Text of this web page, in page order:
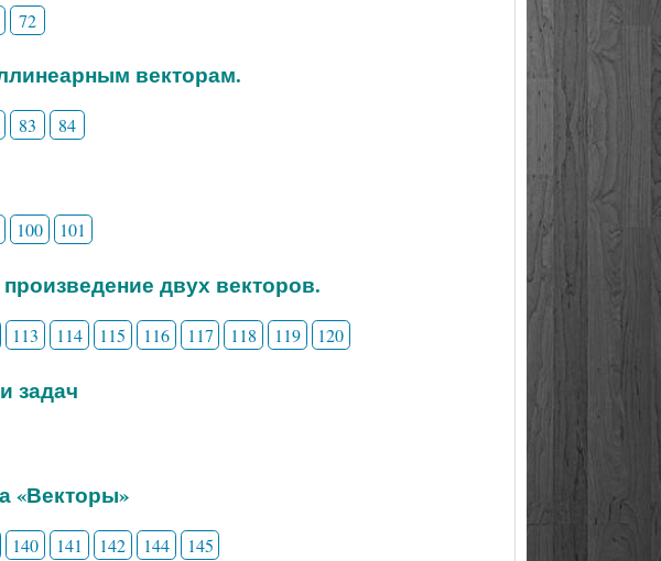
72
векторам.
83 84
100 101
двух векторов.
113 114 115 116 117 118 119 120
задач
«Векторы»
140 141 142 144 145